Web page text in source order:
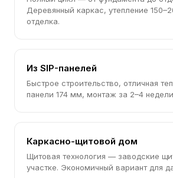
Деревянный каркас, утепление
отделка.
Из SIP-панелей
Быстрое строительство, отличная
панели 174 мм, монтаж за 2–4
Каркасно-щитовой дом
Щитовая технология — заводские
участке. Экономичный вариант для